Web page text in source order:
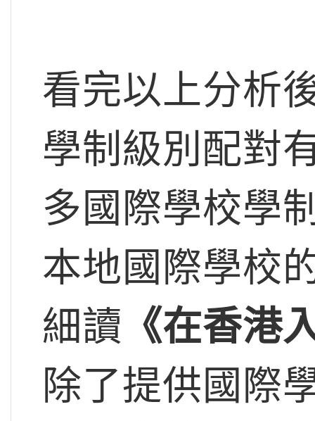
看完以上分析
學制級別配對
多國際學校學
本地國際學校
細讀 《在香港
除了提供國際